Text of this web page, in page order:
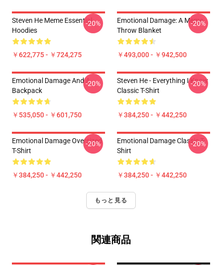
Steven He Meme Essential
Hoodies
￥622,775 - ￥724,275
-20%
Emotional Damage: A Meme
Throw Blanket
￥493,000 - ￥942,500
-20%
Emotional Damage And A
Backpack
￥535,050 - ￥601,750
-20%
Steven He - Everything I Know
Classic T-Shirt
￥384,250 - ￥442,250
-20%
Emotional Damage Oversized
T-Shirt
￥384,250 - ￥442,250
-20%
Emotional Damage Classic T-
Shirt
￥384,250 - ￥442,250
-20%
もっと見る
関連商品